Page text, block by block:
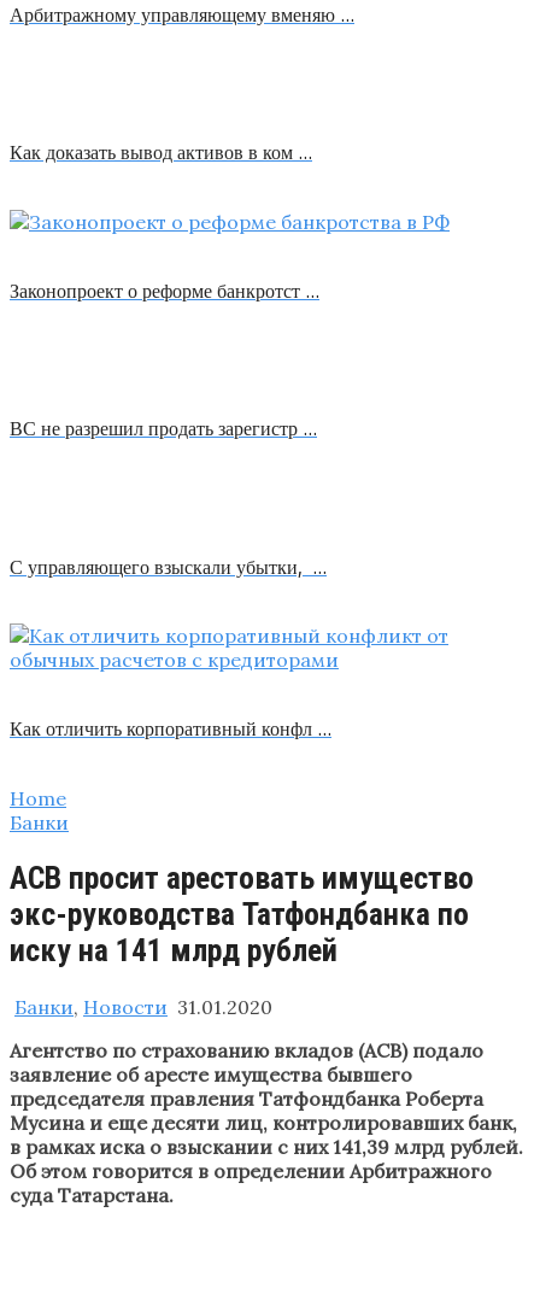
Арбитражному управляющему вменяю …
Как доказать вывод активов в ком …
Законопроект о реформе банкротст …
ВС не разрешил продать зарегистр …
С управляющего взыскали убытки, …
Как отличить корпоративный конфл …
Home
Банки
АСВ просит арестовать имущество
экс-руководства Татфондбанка по
иску на 141 млрд рублей
Банки, Новости 31.01.2020
Агентство по страхованию вкладов (АСВ) подало
заявление об аресте имущества бывшего
председателя правления Татфондбанка Роберта
Мусина и еще десяти лиц, контролировавших банк,
в рамках иска о взыскании с них 141,39 млрд рублей.
Об этом говорится в определении Арбитражного
суда Татарстана.